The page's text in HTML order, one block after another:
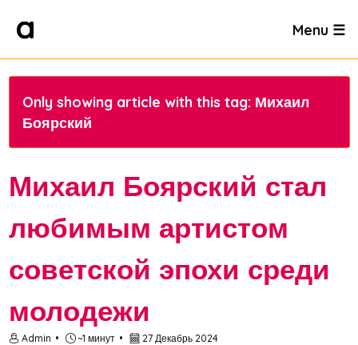
Menu ☰
Only showing article with this tag: Михаил
Боярский
Михаил Боярский стал
любимым артистом
советской эпохи среди
молодежи
Admin ~1 минут 27 Декабрь 2024